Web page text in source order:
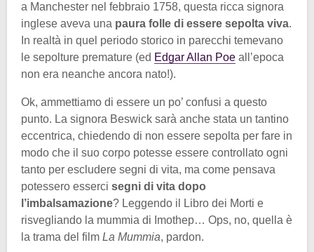
a Manchester nel febbraio 1758, questa ricca signora
inglese aveva una paura folle di essere sepolta viva.
In realtà in quel periodo storico in parecchi temevano
le sepolture premature (ed Edgar Allan Poe all’epoca
non era neanche ancora nato!).
Ok, ammettiamo di essere un po’ confusi a questo
punto. La signora Beswick sarà anche stata un tantino
eccentrica, chiedendo di non essere sepolta per fare in
modo che il suo corpo potesse essere controllato ogni
tanto per escludere segni di vita, ma come pensava
potessero esserci segni di vita dopo
l’imbalsamazione? Leggendo il Libro dei Morti e
risvegliando la mummia di Imothep… Ops, no, quella è
la trama del film La Mummia, pardon.